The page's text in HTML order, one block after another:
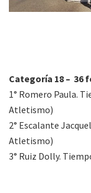
Categoría 18 – 36
1° Romero Paula.
Atletismo)
2° Escalante
Atletismo)
3° Ruiz Dolly.